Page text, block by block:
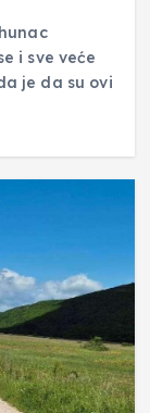
i sve veće
je da su ovi